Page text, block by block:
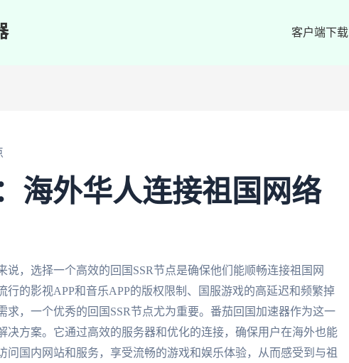
客户端下载
海外华人连接祖国网络
，选择一个高效的回国SSR节点是确保他们能顺畅连接祖国网
行的影视APP和音乐APP的版权限制、国服游戏的高延迟和频繁掉
求，一个优秀的回国SSR节点尤为重要。番茄回国加速器作为这一
决方案。它通过高效的服务器和优化的连接，确保用户在海外也能
问国内网站和服务，享受流畅的游戏和娱乐体验，从而感受到与祖